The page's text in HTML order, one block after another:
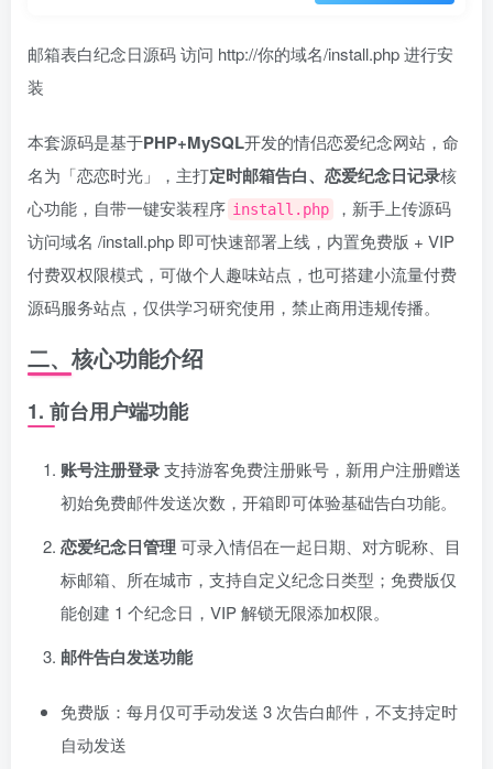
邮箱表白纪念日源码 访问 http://你的域名/install.php 进行安
装
本套源码是基于PHP+MySQL开发的情侣恋爱纪念网站，命
名为「恋恋时光」，主打定时邮箱告白、恋爱纪念日记录核
心功能，自带一键安装程序 install.php
，新手上传源码
访问域名 /install.php 即可快速部署上线，内置免费版 + VIP
付费双权限模式，可做个人趣味站点，也可搭建小流量付费
源码服务站点，仅供学习研究使用，禁止商用违规传播。
二、核心功能介绍
1. 前台用户端功能
账号注册登录支持游客免费注册账号，新用户注册赠送
初始免费邮件发送次数，开箱即可体验基础告白功能。
恋爱纪念日管理 可录入情侣在一起日期、对方昵称、目
标邮箱、所在城市，支持自定义纪念日类型；免费版仅
能创建 1 个纪念日，VIP 解锁无限添加权限。
邮件告白发送功能
免费版：每月仅可手动发送 3 次告白邮件，不支持定时
自动发送